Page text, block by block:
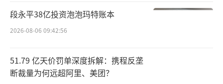
民营炼化龙头荣盛石化迎来复苏。
1月22日，荣盛石化收获四连阳。截至收
盘，该股上涨4.24%，报收13.53元，股价继续
创出年内新高，市值攀升至1351.6亿元。
段永平38亿投资泡泡玛特账本
2026-08-06 09:42:56
51.79 亿天价罚单深度拆解：携程反垄
断裁量为何远超阿里、美团？